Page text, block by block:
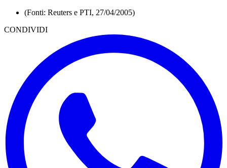
(Fonti: Reuters e PTI, 27/04/2005)
CONDIVIDI